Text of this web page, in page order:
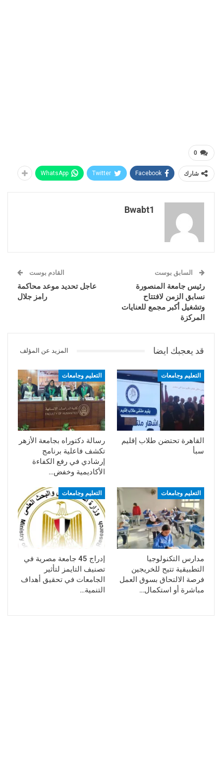
0
شارك Facebook
Twitter
WhatsApp
Bwabt1
السابق بوست
رئيس جامعة المنصورة
نسابق الزمن لافتتاح
وتشغيل أكبر مجمع للعنايات
المركزة
القادم بوست
عاجل تحديد موعد محاكمة
رامز جلال
قد يعجبك ايضا المزيد عن المؤلف
التعليم وجامعات
القاهرة تحتضن طلاب إقليم
سبأ
التعليم وجامعات
رسالة دكتوراه بجامعة الأزهر
تكشف فاعلية برنامج
إرشادي في رفع الكفاءة
الأكاديمية وخفض…
التعليم وجامعات
مدارس التكنولوجيا
التطبيقية تتيح للخريجين
فرصة الالتحاق بسوق العمل
مباشرة أو استكمال…
التعليم وجامعات
إدراج 45 جامعة مصرية في
تصنيف التايمز لتأثير
الجامعات في تحقيق أهداف
التنمية…